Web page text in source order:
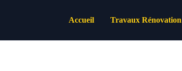
Accueil Travaux Rénovation